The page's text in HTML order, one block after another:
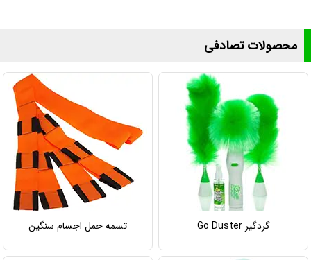
محصولات تصادفی
گردگیر Go Duster تسمه حمل اجسام سنگین